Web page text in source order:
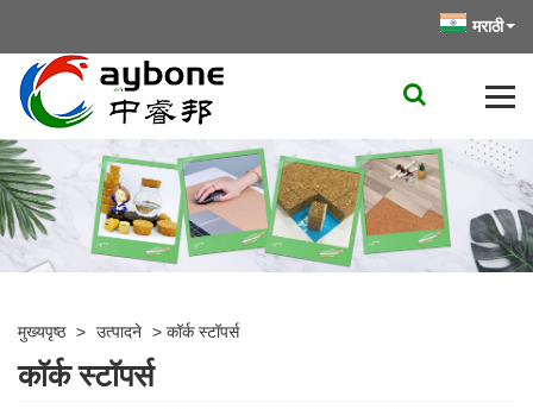
मराठी
मुख्यपृष्ठ > उत्पादने > कॉर्क स्टॉपर्स
कॉर्क स्टॉपर्स